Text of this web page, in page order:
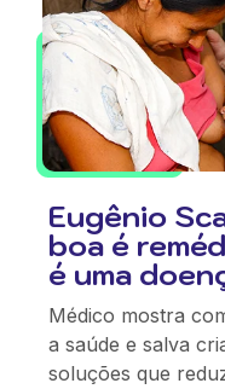
Eugênio
boa é
é uma
Médico mostra
a saúde e salva
soluções que